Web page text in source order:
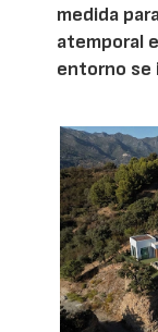
medida
atemporal
entorno se